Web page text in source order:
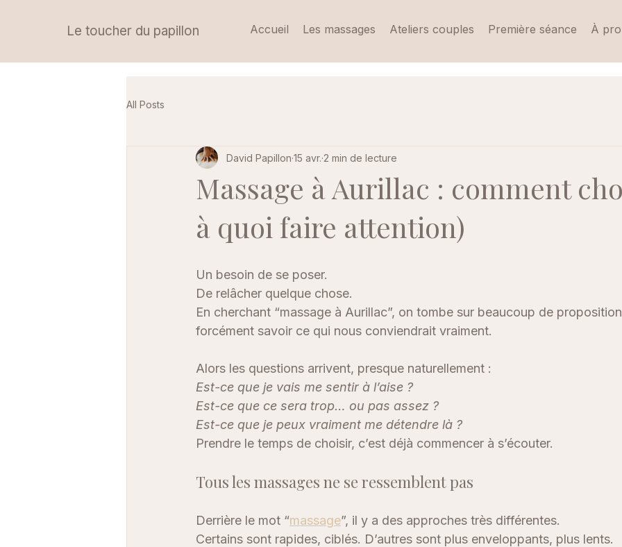
Le toucher du papillon Accueil Les massages Ateliers couples Première séance À
All Posts
Massage à Aurillac : comment
à quoi faire attention)
David Papillon 15 avr. 2 min de lecture
Un besoin de se poser.
De relâcher quelque chose.
En cherchant “massage à Aurillac”, on tombe sur beaucoup de
forcément savoir ce qui nous conviendrait vraiment.
Alors les questions arrivent, presque naturellement :
Est-ce que je vais me sentir à l’aise ?
Est-ce que ce sera trop… ou pas assez ?
Est-ce que je peux vraiment me détendre là ?
Prendre le temps de choisir, c’est déjà commencer à s’écouter.
Tous les massages ne se ressemblent pas
Derrière le mot “massage”, il y a des approches très différentes.
Certains sont rapides, ciblés. D’autres sont plus enveloppants, plus lents.